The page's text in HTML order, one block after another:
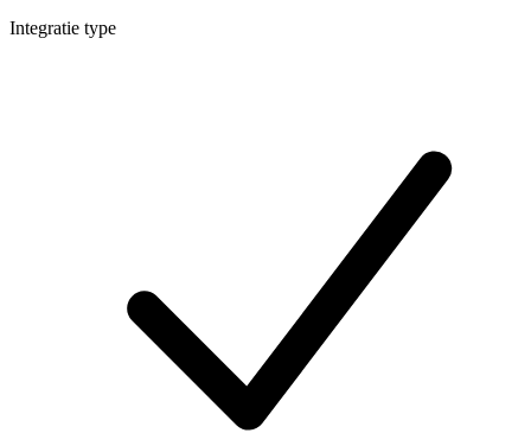
Integratie type